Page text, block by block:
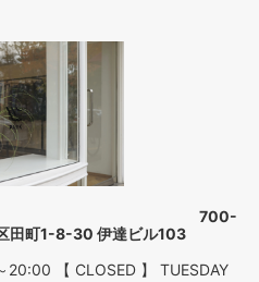
700-
田町1-8-30 伊達ビル103
20:00 【 CLOSED 】 TUESDAY